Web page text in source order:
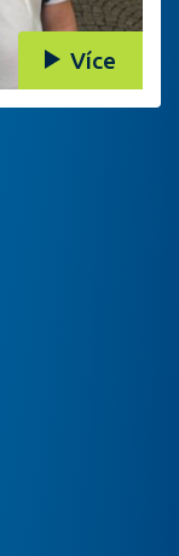
Více